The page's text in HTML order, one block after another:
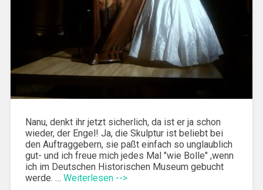
Nanu, denkt ihr jetzt sicherlich, da ist er ja schon
wieder, der Engel! Ja, die Skulptur ist beliebt bei
den Auftraggebern, sie paßt einfach so unglaublich
gut- und ich freue mich jedes Mal "wie Bolle" ,wenn
ich im Deutschen Historischen Museum gebucht
werde. … Weiterlesen -->